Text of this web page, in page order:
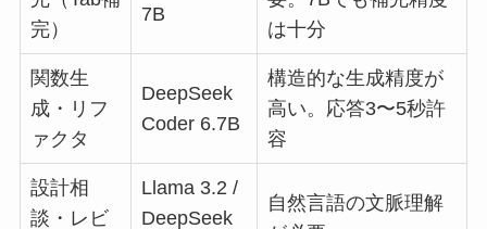
完）
7B
は十分
関数生
成・リフ
ァクタ
DeepSeek
Coder 6.7B
構造的な生成精度が
高い。応答3〜5秒許
容
設計相
談・レビ
Llama 3.2 /
DeepSeek
自然言語の文脈理解